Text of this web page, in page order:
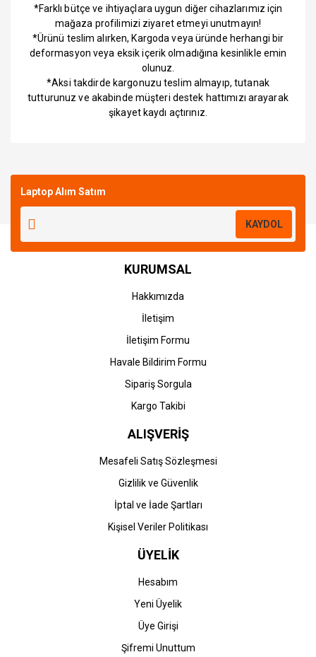
*Farklı bütçe ve ihtiyaçlara uygun diğer cihazlarımız için
mağaza profilimizi ziyaret etmeyi unutmayın!
*Ürünü teslim alırken, Kargoda veya üründe herhangi bir
deformasyon veya eksik içerik olmadığına kesinlikle emin
olunuz.
*Aksi takdirde kargonuzu teslim almayıp, tutanak
tutturunuz ve akabinde müşteri destek hattımızı arayarak
şikayet kaydı açtırınız.
Laptop Alım Satım
KAYDOL
KURUMSAL
Hakkımızda
İletişim
İletişim Formu
Havale Bildirim Formu
Sipariş Sorgula
Kargo Takibi
ALIŞVERİŞ
Mesafeli Satış Sözleşmesi
Gizlilik ve Güvenlik
İptal ve İade Şartları
Kişisel Veriler Politikası
ÜYELİK
Hesabım
Yeni Üyelik
Üye Girişi
Şifremi Unuttum